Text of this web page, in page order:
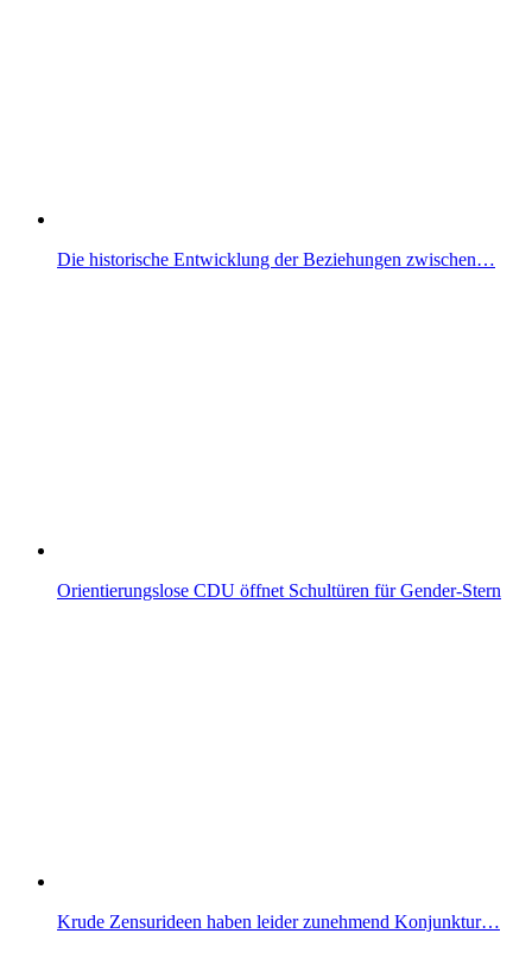
Die historische Entwicklung der Beziehungen zwischen…
Orientierungslose CDU öffnet Schultüren für Gender-Stern
Krude Zensurideen haben leider zunehmend Konjunktur…